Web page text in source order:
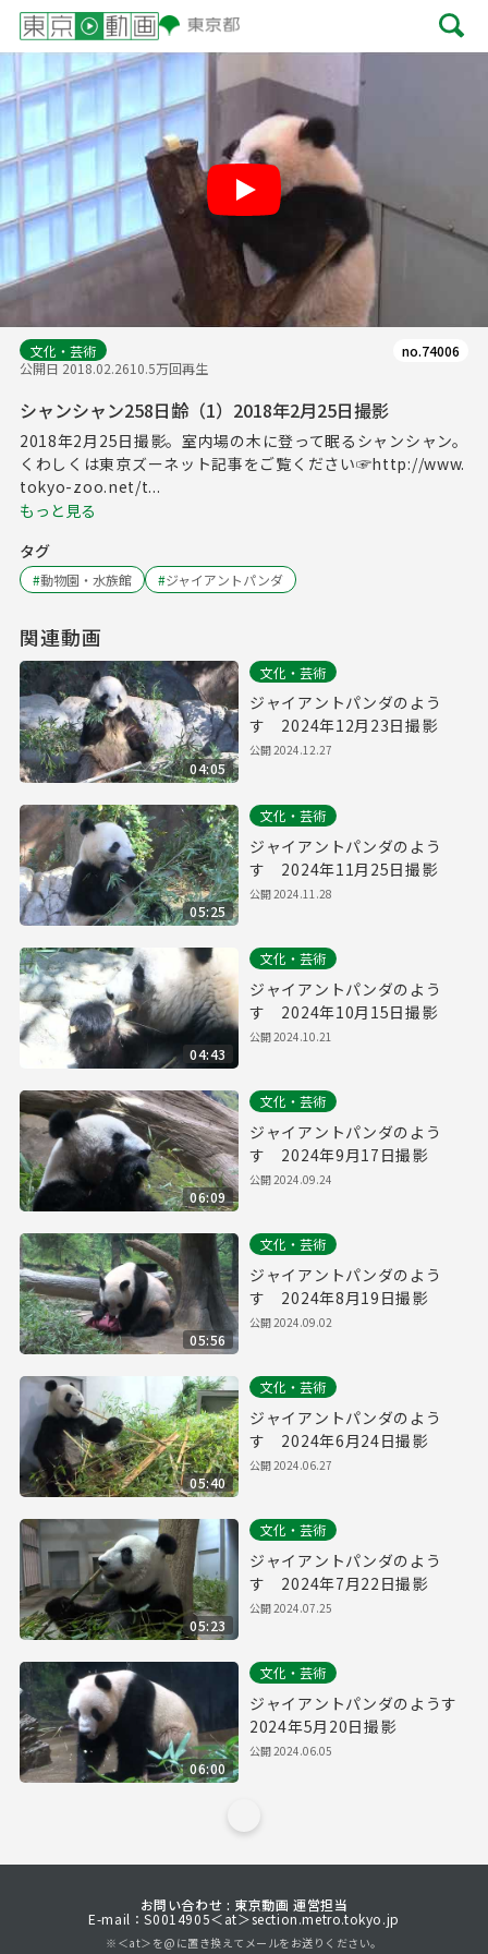
文化・芸術
公開日 2018.02.2610.5万回再生
no.74006
シャンシャン258日齢（1）2018年2月25日撮影
2018年2月25日撮影。室内場の木に登って眠るシャンシャン。
くわしくは東京ズーネット記事をご覧ください☞http://www.
tokyo-zoo.net/t...
もっと見る
タグ
#動物園・水族館 #ジャイアントパンダ
関連動画
04:05
文化・芸術
ジャイアントパンダのよう
す 2024年12月23日撮影
公開2024.12.27
05:25
文化・芸術
ジャイアントパンダのよう
す 2024年11月25日撮影
公開2024.11.28
04:43
文化・芸術
ジャイアントパンダのよう
す 2024年10月15日撮影
公開2024.10.21
06:09
文化・芸術
ジャイアントパンダのよう
す 2024年9月17日撮影
公開2024.09.24
05:56
文化・芸術
ジャイアントパンダのよう
す 2024年8月19日撮影
公開2024.09.02
05:40
文化・芸術
ジャイアントパンダのよう
す 2024年6月24日撮影
公開2024.06.27
05:23
文化・芸術
ジャイアントパンダのよう
す 2024年7月22日撮影
公開2024.07.25
06:00
文化・芸術
ジャイアントパンダのようす
2024年5月20日撮影
公開2024.06.05
お問い合わせ : 東京動画 運営担当
E-mail：S0014905＜at＞section.metro.tokyo.jp
※＜at＞を@に置き換えてメールをお送りください。